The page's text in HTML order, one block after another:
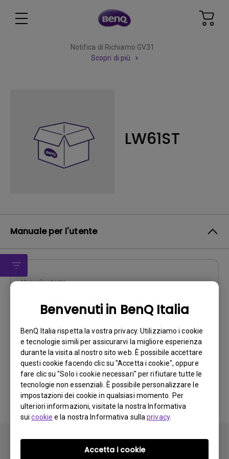
Benvenuti in BenQ Italia
BenQ Italia rispetta la vostra privacy. Utilizziamo i cookie
e tecnologie simili per assicurarvi la migliore esperienza
durante la visita al nostro sito web. È possibile accettare
questi cookie facendo clic su "Accetta i cookie", oppure
fare clic su "Solo i cookie necessari" per rifiutare tutte le
tecnologie non essenziali. È possibile personalizzare le
impostazioni dei cookie in qualsiasi momento. Per
ulteriori informazioni, visitate la nostra Informativa
suicookie e la nostra Informativa sullaprivacy.
Accetta i cookie
Notifica di Richiamo GV31
Scopri di più
LW61ST
Manuale per l'utente
Manuale utente
Lingua:Italian
Dimensioni file:2.49 MB
Anteprima